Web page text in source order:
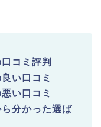
コミ評判
い口コミ
い口コミ
分かった選ば